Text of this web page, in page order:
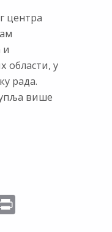
центра
и
области, у
рада.
више